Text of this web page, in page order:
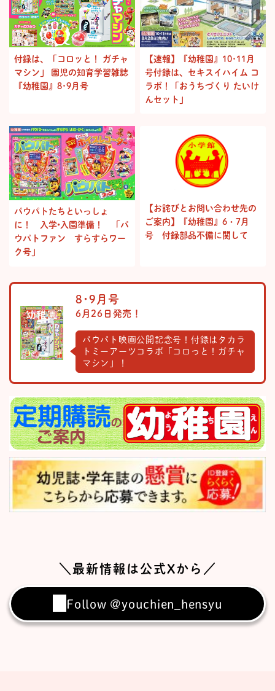
付録は、「コロッと！ ガチャ
マシン」 園児の知育学習雑誌
『幼稚園』8･9月号
【速報】『幼稚園』10･11月
号付録は、セキスイハイム コ
ラボ！「おうちづくり たいけ
んセット」
パウパトたちといっしょ
に！ 入学•入園準備！ 「パ
ウパトファン すらすらワー
ク号」
【お詫びとお問い合わせ先の
ご案内】『幼稚園』6・7月
号 付録部品不備に関して
8･9月号
6月26日発売！
パウパト映画公開記念号！付録はタカラ
トミーアーツコラボ「コロっと！ガチャ
マシン」！
＼最新情報は公式Xから／
Follow @youchien_hensyu